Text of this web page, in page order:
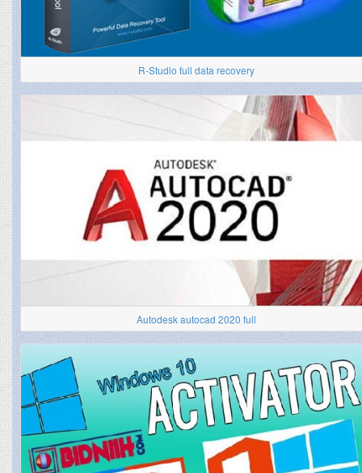
R-Studio full data recovery
Autodesk autocad 2020 full